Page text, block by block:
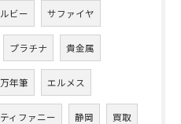
ルビー サファイヤ
プラチナ 貴金属
万年筆 エルメス
ティファニー 静岡 買取